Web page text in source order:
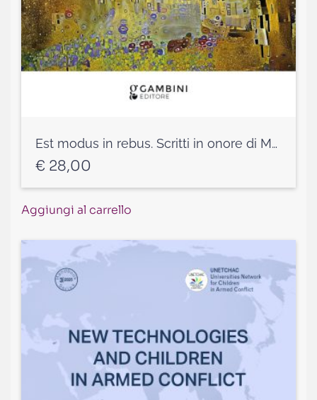
Est modus in rebus. Scritti in onore di Maria Caterina Federici
€ 28,00
Aggiungi al carrello